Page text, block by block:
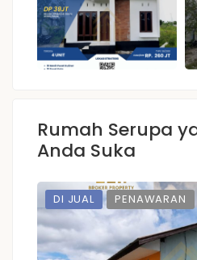
Rumah Serupa
Anda Suka
DI JUAL PENAWARAN